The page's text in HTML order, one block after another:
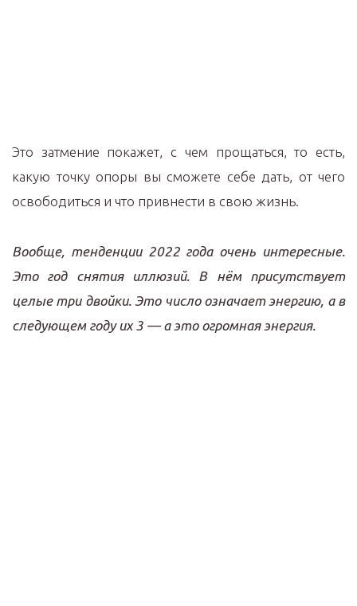
Это затмение покажет, с чем прощаться, то есть,
какую точку опоры вы сможете себе дать, от чего
освободиться и что привнести в свою жизнь.
Вообще, тенденции 2022 года очень интересные.
Это год снятия иллюзий. В нём присутствует
целые три двойки. Это число означает энергию, а в
следующем году их 3 — а это огромная энергия.